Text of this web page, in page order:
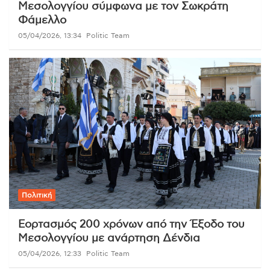
Μεσολογγίου σύμφωνα με τον Σωκράτη
Φάμελλο
05/04/2026, 13:34 Politic Team
Πολιτική
Εορτασμός 200 χρόνων από την Έξοδο του
Μεσολογγίου με ανάρτηση Δένδια
05/04/2026, 12:33 Politic Team